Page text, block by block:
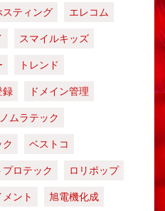
スティング
エレコム
スマイルキッズ
トレンド
録
ドメイン管理
ノムラテック
ベストコ
ロテック
ロリポップ
ント
旭電機化成